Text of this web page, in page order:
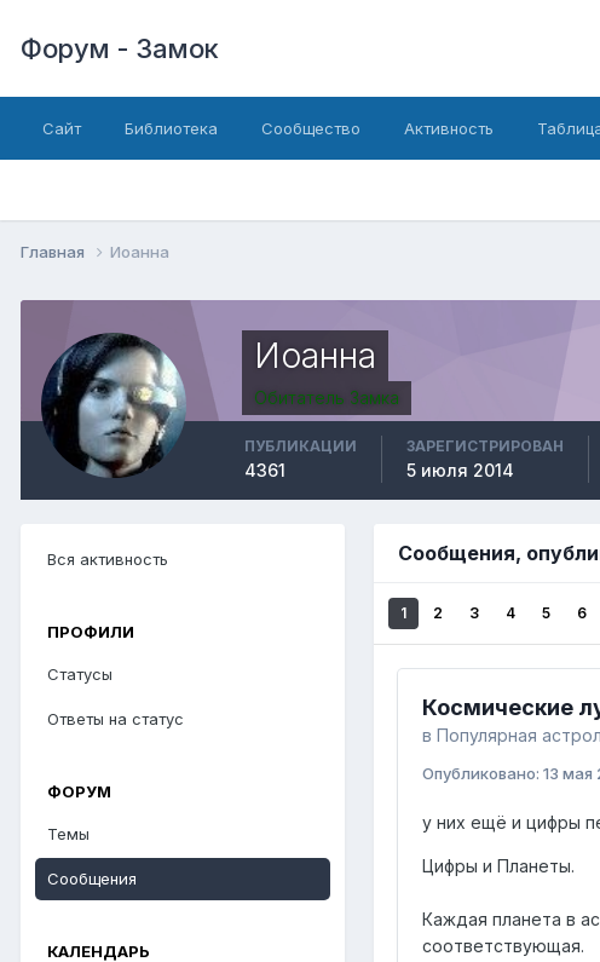
Форум - Замок
Сайт Библиотека Сообщество Активность
Главная Иоанна
Иоанна
Обитатель Замка
ПУБЛИКАЦИИ
4361
ЗАРЕГИСТРИРОВАН
5 июля 2014
Вся активность
ПРОФИЛИ
Статусы
Ответы на статус
ФОРУМ
Темы
Сообщения
КАЛЕНДАРЬ
Сообщения,
1 2 3 4 5 6
Космические
в Популярная
Опубликовано: 13 мая
у них ещё и цифры
Цифры и Планеты.
Каждая планета в
соответствующая.